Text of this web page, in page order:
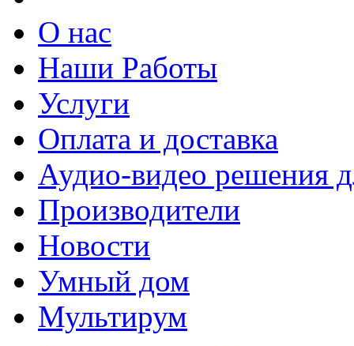
О нас
Наши Работы
Услуги
Оплата и доставка
Аудио-видео решения
Производители
Новости
Умный дом
Мультирум